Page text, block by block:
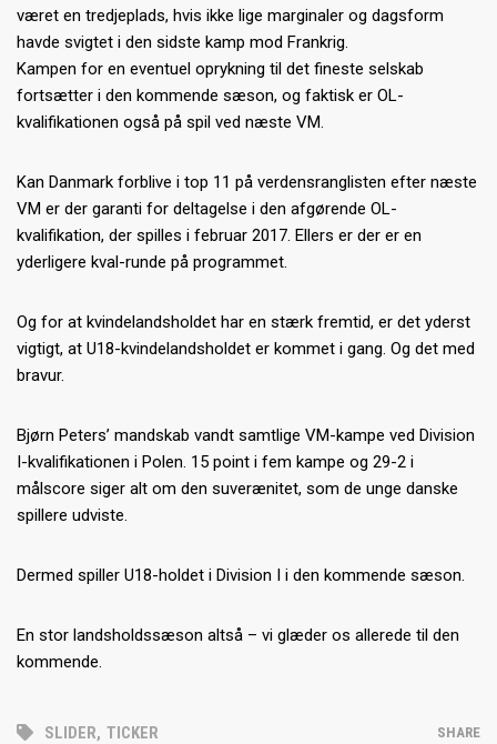
været en tredjeplads, hvis ikke lige marginaler og dagsform
havde svigtet i den sidste kamp mod Frankrig.
Kampen for en eventuel oprykning til det fineste selskab
fortsætter i den kommende sæson, og faktisk er OL-
kvalifikationen også på spil ved næste VM.
Kan Danmark forblive i top 11 på verdensranglisten efter næste
VM er der garanti for deltagelse i den afgørende OL-
kvalifikation, der spilles i februar 2017. Ellers er der er en
yderligere kval-runde på programmet.
Og for at kvindelandsholdet har en stærk fremtid, er det yderst
vigtigt, at U18-kvindelandsholdet er kommet i gang. Og det med
bravur.
Bjørn Peters’ mandskab vandt samtlige VM-kampe ved Division
I-kvalifikationen i Polen. 15 point i fem kampe og 29-2 i
målscore siger alt om den suverænitet, som de unge danske
spillere udviste.
Dermed spiller U18-holdet i Division I i den kommende sæson.
En stor landsholdssæson altså – vi glæder os allerede til den
kommende.
SLIDER, TICKER SHARE